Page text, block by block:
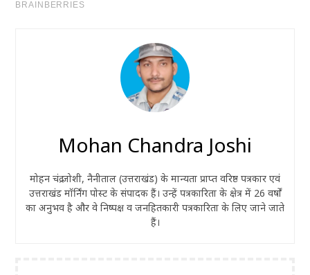
Mohan Chandra Joshi
मोहन चंद्र जोशी, नैनीताल (उत्तराखंड) के मान्यता प्राप्त वरिष्ठ पत्रकार एवं
उत्तराखंड मॉर्निंग पोस्ट के संपादक हैं। उन्हें पत्रकारिता के क्षेत्र में 26 वर्षों
का अनुभव है और वे निष्पक्ष व जनहितकारी पत्रकारिता के लिए जाने जाते
हैं।